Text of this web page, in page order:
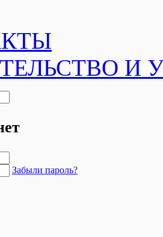
И
Забыли пароль?